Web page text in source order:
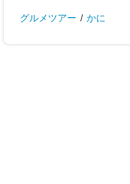
グルメツアー / かに